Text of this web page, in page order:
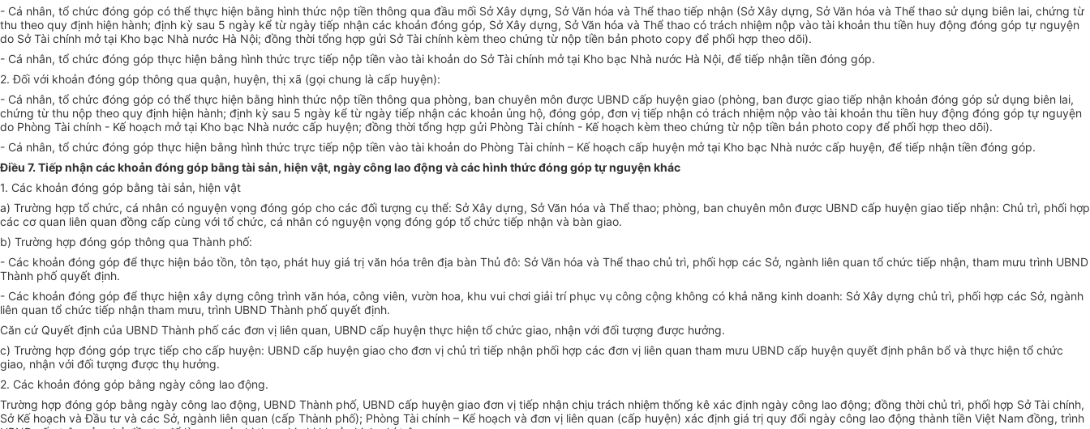
- Cá nhân, tổ chức đóng góp có thể thực hiện bằng hình thức nộp tiền thông qua đầu mối Sở Xây dựng, Sở Văn hóa và Thể thao tiếp nhận (Sở Xây dựng, Sở Văn hóa và Thể thao sử dụng biên lai, chứng từ
thu theo quy định hiện hành; định kỳ sau 5 ngày kể từ ngày tiếp nhận các khoản đóng góp, Sở Xây dựng, Sở Văn hóa và Thể thao có trách nhiệm nộp vào tài khoản thu tiền huy động đóng góp tự nguyện
do Sở Tài chính mở tại Kho bạc Nhà nước Hà Nội; đồng thời tổng hợp gửi Sở Tài chính kèm theo chứng từ nộp tiền bản photo copy để phối hợp theo dõi).
- Cá nhân, tổ chức đóng góp thực hiện bằng hình thức trực tiếp nộp tiền vào tài khoản do Sở Tài chính mở tại Kho bạc Nhà nước Hà Nội, để tiếp nhận tiền đóng góp.
2.Đối với khoản đóng góp thông qua quận, huyện, thị xã (gọi chung là cấp huyện):
- Cá nhân, tổ chức đóng góp có thể thực hiện bằng hình thức nộp tiền thông qua phòng, ban chuyên môn được UBND cấp huyện giao (phòng, ban được giao tiếp nhận khoản đóng góp sử dụng biên lai,
chứng từ thu nộp theo quy định hiện hành; định kỳ sau 5 ngày kể từ ngày tiếp nhận các khoản ủng hộ, đóng góp, đơn vị tiếp nhận có trách nhiệm nộp vào tài khoản thu tiền huy động đóng góp tự nguyện
do Phòng Tài chính - Kế hoạch mở tại Kho bạc Nhà nước cấp huyện; đồng thời tổng hợp gửi Phòng Tài chính - Kế hoạch kèm theo chứng từ nộp tiền bản photo copy để phối hợp theo dõi).
- Cá nhân, tổ chức đóng góp thực hiện bằng hình thức trực tiếp nộp tiền vào tài khoản do Phòng Tài chính – Kế hoạch cấp huyện mở tại Kho bạc Nhà nước cấp huyện, để tiếp nhận tiền đóng góp.
Điều 7. Tiếp nhận các khoản đóng góp bằng tài sản, hiện vật, ngày công lao động và các hình thức đóng góp tự nguyện khác
1. Các khoản đóng góp bằng tài sản, hiện vật
a) Trường hợp tổ chức, cá nhân có nguyện vọng đóng góp cho các đối tượng cụ thể: SởXây dựng, Sở Văn hóa và Thể thao; phòng, ban chuyên môn được UBND cấp huyện giao tiếp nhận: Chủ trì, phối hợp
các cơ quan liên quan đồng cấp cùng với tổ chức, cá nhân có nguyện vọng đóng góp tổ chức tiếp nhận và bàn giao.
b) Trường hợp đóng góp thông qua Thành phố:
- Các khoản đóng góp để thực hiện bảo tồn, tôn tạo, phát huy giá trị văn hóa trên địa bàn Thủ đô: Sở Văn hóa và Thể thao chủ trì, phối hợp các Sở, ngành liên quan tổ chức tiếp nhận, tham mưu trình UBND
Thành phố quyết định.
- Các khoản đóng góp để thực hiện xây dựng công trình văn hóa, công viên, vườn hoa, khu vui chơi giải trí phục vụ công cộng không có khả năng kinh doanh: Sở Xây dựng chủ trì, phối hợp các Sở, ngành
liên quan tổ chức tiếp nhận tham mưu, trình UBND Thành phố quyết định.
Căn cứ Quyết định của UBND Thành phố các đơn vị liên quan, UBND cấp huyện thực hiện tổ chức giao, nhận với đối tượng được hưởng.
c) Trường hợp đóng góp trực tiếp cho cấp huyện: UBND cấp huyện giao cho đơn vị chủ trì tiếp nhận phối hợp các đơn vị liên quan tham mưu UBND cấp huyện quyết định phân bổ và thực hiện tổ chức
giao, nhận với đối tượng được thụ hưởng.
2. Các khoản đóng góp bằng ngày công lao động.
Trường hợp đóng góp bằng ngày công lao động, UBND Thành phố, UBND cấp huyện giao đơn vị tiếp nhận chịu trách nhiệm thống kê xác định ngày công lao động; đồng thời chủ trì, phối hợp Sở Tài chính,
Sở Kế hoạch và Đầu tư và các Sở, ngành liên quan (cấp Thành phố); Phòng Tài chính – Kế hoạch và đơn vị liên quan (cấp huyện) xác định giá trị quy đổi ngày công lao động thành tiền Việt Nam đồng, trình